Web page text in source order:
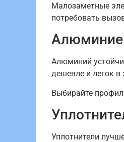
Малозаметные
потребовать
Алюминий
дешевле и легок в
Выбирайте
Уплотнители